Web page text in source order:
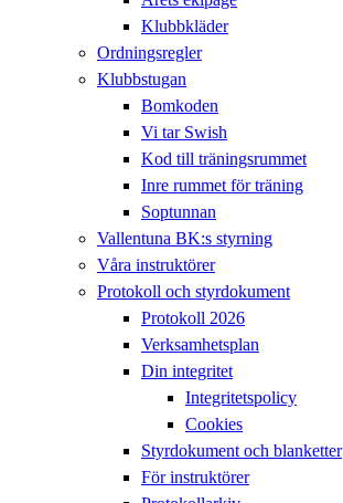
Klubbkläder
Ordningsregler
Klubbstugan
Bomkoden
Vi tar Swish
Kod till träningsrummet
Inre rummet för träning
Soptunnan
Vallentuna BK:s styrning
Våra instruktörer
Protokoll och styrdokument
Protokoll 2026
Verksamhetsplan
Din integritet
Integritetspolicy
Cookies
Styrdokument och blanketter
För instruktörer